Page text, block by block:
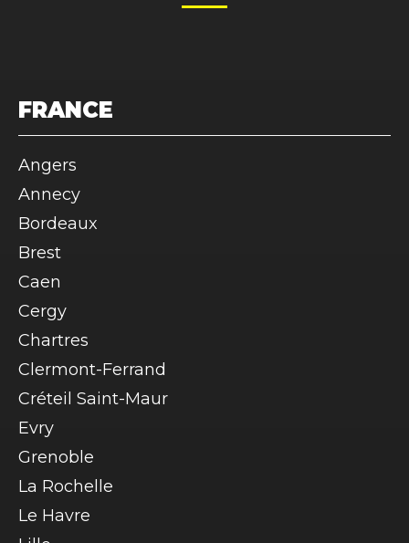
FRANCE
Angers
Annecy
Bordeaux
Brest
Caen
Cergy
Chartres
Clermont-Ferrand
Créteil Saint-Maur
Evry
Grenoble
La Rochelle
Le Havre